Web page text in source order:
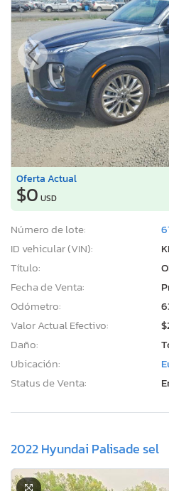
Oferta Actual
$0 USD
Número de lote:
ID vehicular (VIN):
Título:
Fecha de Venta:
Odómetro:
Valor Actual Efectivo:
Daño:
Ubicación:
Status de Venta:
2022 Hyundai Palisade sel